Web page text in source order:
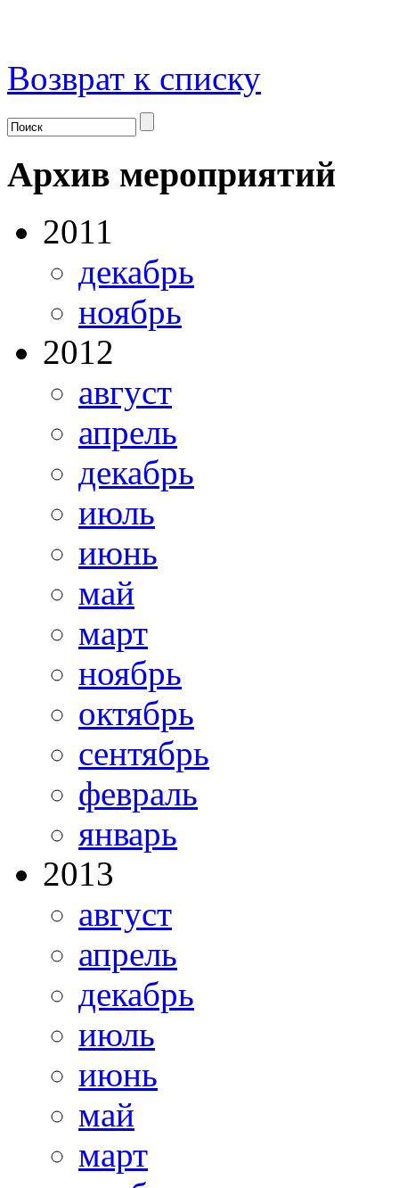
Возврат к списку
Архив мероприятий
2011
декабрь
ноябрь
2012
август
апрель
декабрь
июль
июнь
май
март
ноябрь
октябрь
сентябрь
февраль
январь
2013
август
апрель
декабрь
июль
июнь
май
март